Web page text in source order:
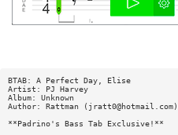
BTAB: A Perfect Day, Elise
Artist: PJ Harvey
Album: Unknown
Author: Rattman ( jratt0@hotmail.com)
**Padrino's Bass Tab Exclusive!**